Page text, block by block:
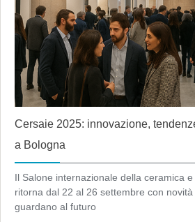
Cersaie 2025: innovazione,
a Bologna
Il Salone internazionale della ceramica e
ritorna dal 22 al 26 settembre con
guardano al futuro